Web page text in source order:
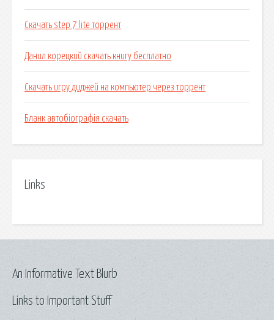
Скачать step 7 lite торрент
Данил корецкий скачать книгу бесплатно
Скачать игру диджей на компьютер через торрент
Бланк автобіографія скачать
Links
Links to Important Stuff
An Informative Text Blurb